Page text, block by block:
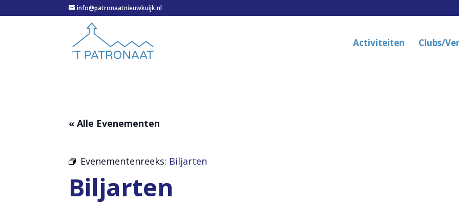
info@patronaatnieuwkuijk.nl
Activiteiten Clubs/
« Alle Evenementen
Evenementenreeks: Biljarten
Biljarten